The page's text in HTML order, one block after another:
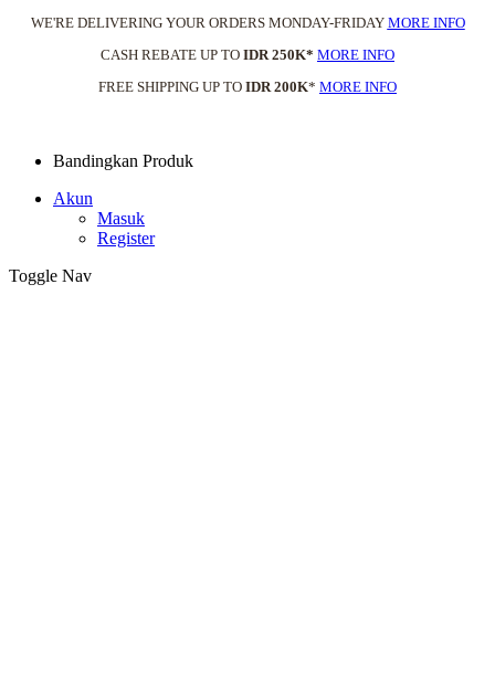
WE'RE DELIVERING YOUR ORDERS MONDAY-FRIDAY MORE INFO
CASH REBATE UP TO IDR 250K* MORE INFO
FREE SHIPPING UP TO IDR 200K* MORE INFO
Bandingkan Produk
Akun
Masuk
Register
Toggle Nav